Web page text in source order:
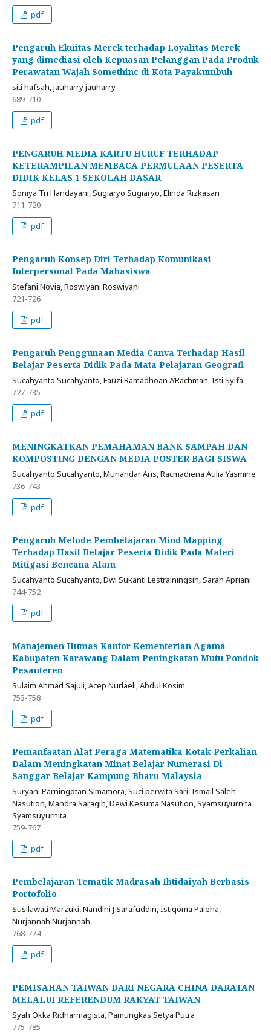
pdf
Pengaruh Ekuitas Merek terhadap Loyalitas Merek
yang dimediasi oleh Kepuasan Pelanggan Pada Produk
Perawatan Wajah Somethinc di Kota Payakumbuh
siti hafsah, jauharry jauharry
689-710
pdf
PENGARUH MEDIA KARTU HURUF TERHADAP
KETERAMPILAN MEMBACA PERMULAAN PESERTA
DIDIK KELAS 1 SEKOLAH DASAR
Soniya Tri Handayani, Sugiaryo Sugiaryo, Elinda Rizkasari
711-720
pdf
Pengaruh Konsep Diri Terhadap Komunikasi
Interpersonal Pada Mahasiswa
Stefani Novia, Roswiyani Roswiyani
721-726
pdf
Pengaruh Penggunaan Media Canva Terhadap Hasil
Belajar Peserta Didik Pada Mata Pelajaran Geografi
Sucahyanto Sucahyanto, Fauzi Ramadhoan A’Rachman, Isti Syifa
727-735
pdf
MENINGKATKAN PEMAHAMAN BANK SAMPAH DAN
KOMPOSTING DENGAN MEDIA POSTER BAGI SISWA
Sucahyanto Sucahyanto, Munandar Aris, Racmadiena Aulia Yasmine
736-743
pdf
Pengaruh Metode Pembelajaran Mind Mapping
Terhadap Hasil Belajar Peserta Didik Pada Materi
Mitigasi Bencana Alam
Sucahyanto Sucahyanto, Dwi Sukanti Lestrainingsih, Sarah Apriani
744-752
pdf
Manajemen Humas Kantor Kementerian Agama
Kabupaten Karawang Dalam Peningkatan Mutu Pondok
Pesanteren
Sulaim Ahmad Sajuli, Acep Nurlaeli, Abdul Kosim
753-758
pdf
Pemanfaatan Alat Peraga Matematika Kotak Perkalian
Dalam Meningkatan Minat Belajar Numerasi Di
Sanggar Belajar Kampung Bharu Malaysia
Suryani Parningotan Simamora, Suci perwita Sari, Ismail Saleh
Nasution, Mandra Saragih, Dewi Kesuma Nasution, Syamsuyurnita
Syamsuyurnita
759-767
pdf
Pembelajaran Tematik Madrasah Ibtidaiyah Berbasis
Portofolio
Susilawati Marzuki, Nandini J Sarafuddin, Istiqoma Paleha,
Nurjannah Nurjannah
768-774
pdf
PEMISAHAN TAIWAN DARI NEGARA CHINA DARATAN
MELALUI REFERENDUM RAKYAT TAIWAN
Syah Okka Ridharmagista, Pamungkas Setya Putra
775-785